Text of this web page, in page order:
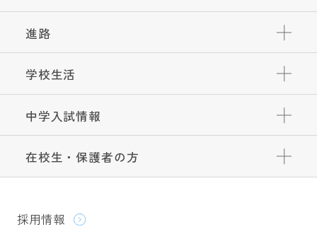
進路
学校生活
中学入試情報
在校生・保護者の方
採用情報